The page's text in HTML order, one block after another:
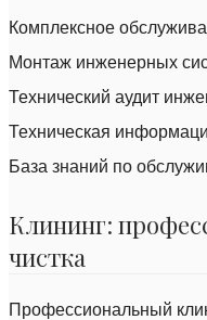
Комплексное
Монтаж инженерных
Технический аудит
Техническая
База знаний по
Клининг:
чистка
Профессиональный